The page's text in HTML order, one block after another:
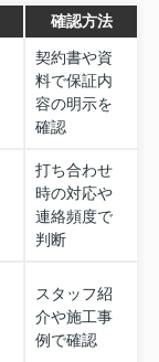
確認方法
契約書や資
料で保証内
容の明示を
確認
打ち合わせ
時の対応や
連絡頻度で
判断
スタッフ紹
介や施工事
例で確認